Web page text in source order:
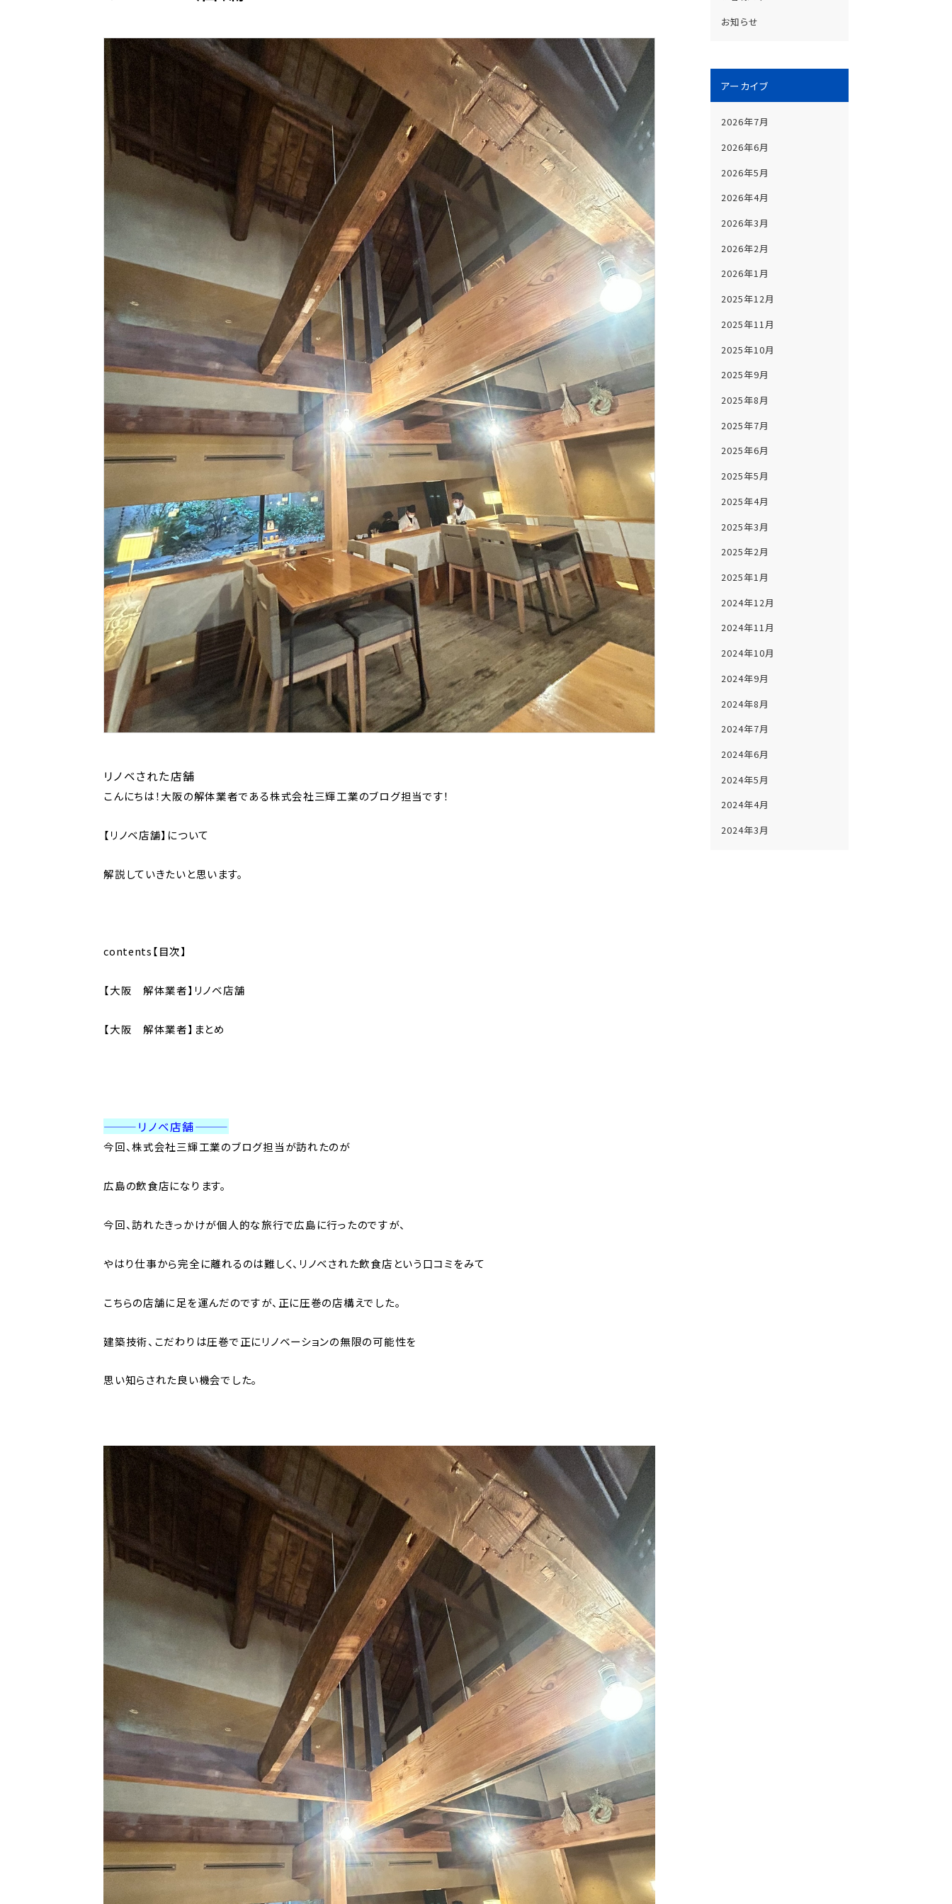
リノベされた店舗
こんにちは！大阪の解体業者である株式会社三輝工業のブログ担当です！
【リノベ店舗】について
解説していきたいと思います。
contents【目次】
【大阪 解体業者】リノベ店舗
【大阪 解体業者】まとめ
———リノベ店舗———
今回、株式会社三輝工業のブログ担当が訪れたのが
広島の飲食店になります。
今回、訪れたきっかけが個人的な旅行で広島に行ったのですが、
やはり仕事から完全に離れるのは難しく、リノベされた飲食店という口コミをみて
こちらの店舗に足を運んだのですが、正に圧巻の店構えでした。
建築技術、こだわりは圧巻で正にリノベーションの無限の可能性を
思い知らされた良い機会でした。
お知らせ
アーカイブ
2026年7月
2026年6月
2026年5月
2026年4月
2026年3月
2026年2月
2026年1月
2025年12月
2025年11月
2025年10月
2025年9月
2025年8月
2025年7月
2025年6月
2025年5月
2025年4月
2025年3月
2025年2月
2025年1月
2024年12月
2024年11月
2024年10月
2024年9月
2024年8月
2024年7月
2024年6月
2024年5月
2024年4月
2024年3月